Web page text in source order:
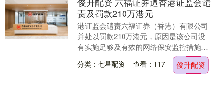
责及罚款210万港元
港证监会谴责六福证券（香港）有限公司
并处以罚款210万港元，原因是该公司没
有实施足够及有效的网络保安监控措施，
从而可能导致六福证券无法抵御勒索软件
攻击，并令其系....
分类：七星配资 查看：117 俊升配资